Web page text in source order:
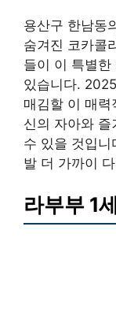
용산구 한남동
숨겨진 코카콜
들이 이 특별한
있습니다.
매김할 이 매
신의 자아와
수 있을 것입
발 더 가까이
라부부 1